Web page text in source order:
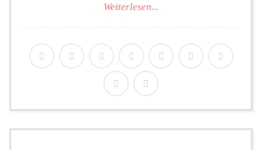
Weiterlesen...